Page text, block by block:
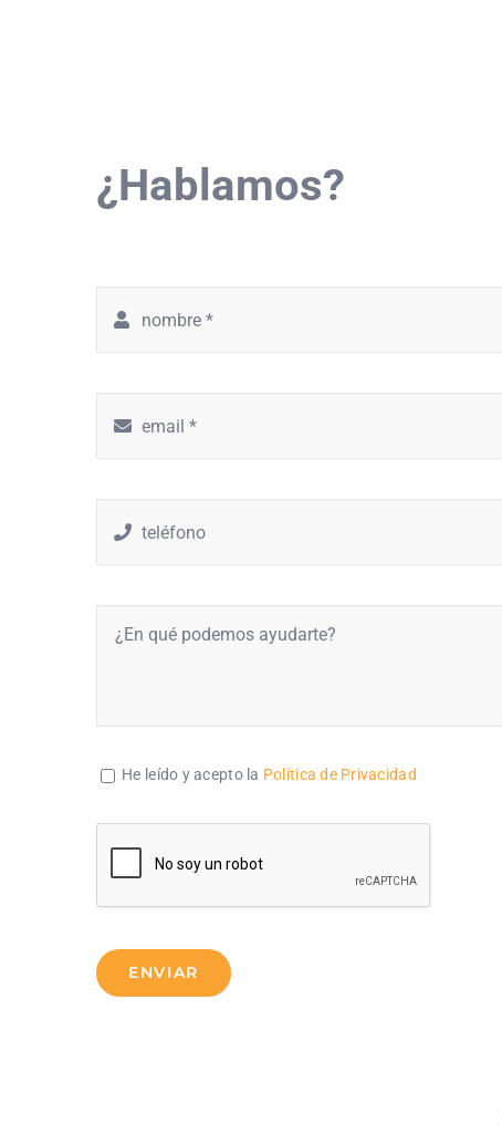
¿Hablamos?
He leído y acepto la Política de Privacidad
ENVIAR